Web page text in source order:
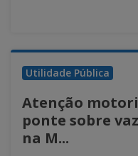
Utilidade Pública
Atenção
ponte sobre
na M...